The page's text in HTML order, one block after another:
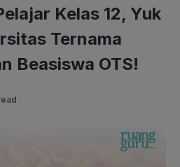
Kelas 12, Yuk
Ternama
Beasiswa OTS!